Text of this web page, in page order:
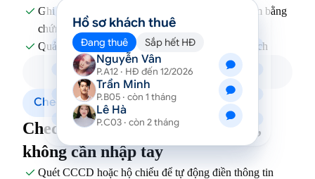
 Ghi nhận tình trạng phòng khi vào/ra – có ảnh làm bằng
chứng
 Quản lý tiền cọc rõ ràng – thu, giữ, hoàn minh bạch
Hồ sơ khách thuê
Đang thuê Sắp hết HĐ
Nguyễn Vân
P.A12 · HĐ đến 12/2026
Trần Minh
P.B05 · còn 1 tháng
Lê Hà
P.C03 · còn 2 tháng
Check-in & Tạm trú
Check-in nhanh – đúng quy định,
không cần nhập tay
 Quét CCCD hoặc hộ chiếu để tự động điền thông tin